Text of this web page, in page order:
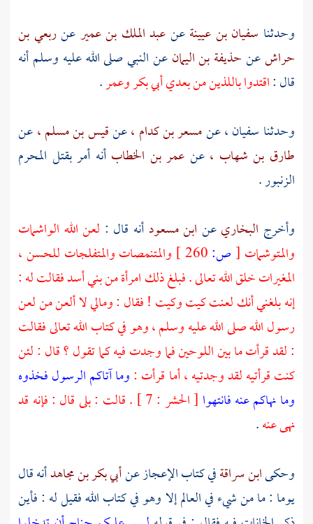
وحدثنا سفيان بن عيينةعنعبد الملك بن عميرعنربعي بن
حراشعنحذيفة بن اليمانعن النبي صلى الله عليه وسلم أنه
قال :اقتدوا باللذين من بعديأبي بكروعمر.
وحدثنا سفيان ،عنمسعر بن كدام ،عنقيس بن مسلم ،عن
طارق بن شهاب ،عن عمر بن الخطابأنه أمر بقتل المحرم
الزنبور .
وأخرج البخاريعن ابن مسعودأنه قال : لعن الله الواشمات
والمتوشمات [ص:
والمتنمصات والمتفلجات للحسن ،
المغيرات خلق الله تعالى . فبلغ ذلك امرأة من بني أسد فقالت له :
إنه بلغني أنك لعنت كيت وكيت ! فقال : ومالي لا ألعن من لعن
رسول الله صلى الله عليه وسلم ، وهو في كتاب الله تعالى فقالت
: لقد قرأت ما بين اللوحين فما وجدت فيه كما تقول ؟ قال : لئن
كنت قرأتيه لقد وجدتيه ، أما قرأت :وما آتاكم الرسول فخذوه
وما نهاكم عنه فانتهوا
[ الحشر : 7 ] . قالت : بلى قال : فإنه قد
نهى عنه.
وحكىابن سراقةفي كتاب الإعجاز عنأبي بكر بن مجاهدأنه قال
يوما : ما من شيء في العالم إلا وهو في كتاب الله فقيل له : فأين